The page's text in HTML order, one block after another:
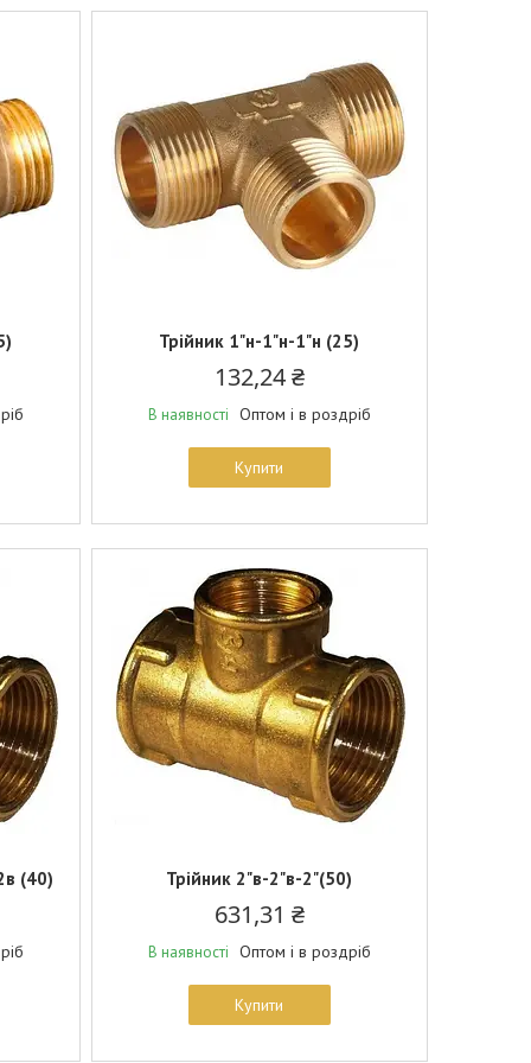
Трійник 1"н-1"н-1"н (25)
132,24 ₴
В наявності Оптом і в роздріб
Купити
(40) Трійник 2"в-2"в-2"(50)
631,31 ₴
В наявності Оптом і в роздріб
Купити